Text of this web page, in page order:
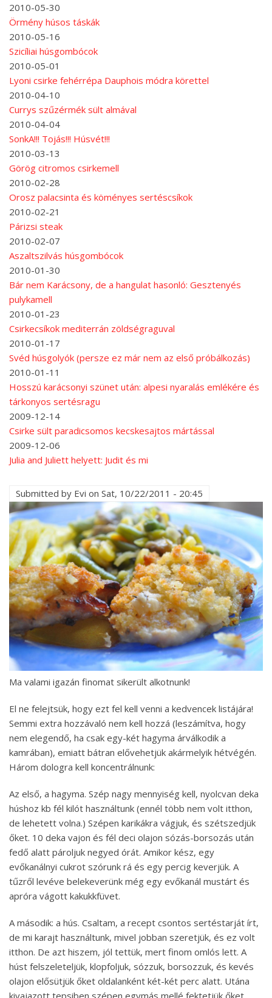
2010-05-30
Örmény húsos táskák
2010-05-16
Szicíliai húsgombócok
2010-05-01
Lyoni csirke fehérrépa Dauphois módra körettel
2010-04-10
Currys szűzérmék sült almával
2010-04-04
SonkA!!! Tojás!!! Húsvét!!!
2010-03-13
Görög citromos csirkemell
2010-02-28
Orosz palacsinta és köményes sertéscsíkok
2010-02-21
Párizsi steak
2010-02-07
Aszaltszilvás húsgombócok
2010-01-30
Bár nem Karácsony, de a hangulat hasonló: Gesztenyés
pulykamell
2010-01-23
Csirkecsíkok mediterrán zöldségraguval
2010-01-17
Svéd húsgolyók (persze ez már nem az első próbálkozás)
2010-01-11
Hosszú karácsonyi szünet után: alpesi nyaralás emlékére és
tárkonyos sertésragu
2009-12-14
Csirke sült paradicsomos kecskesajtos mártással
2009-12-06
Julia and Juliett helyett: Judit és mi
Submitted by Evi on Sat, 10/22/2011 - 20:45
Ma valami igazán finomat sikerült alkotnunk!
El ne felejtsük, hogy ezt fel kell venni a kedvencek listájára!
Semmi extra hozzávaló nem kell hozzá (leszámítva, hogy
nem elegendő, ha csak egy-két hagyma árválkodik a
kamrában), emiatt bátran elővehetjük akármelyik hétvégén.
Három dologra kell koncentrálnunk:
Az első, a hagyma. Szép nagy mennyiség kell, nyolcvan deka
húshoz kb fél kilót használtunk (ennél több nem volt itthon,
de lehetett volna.) Szépen karikákra vágjuk, és szétszedjük
őket. 10 deka vajon és fél deci olajon sózás-borsozás után
fedő alatt pároljuk negyed órát. Amikor kész, egy
evőkanálnyi cukrot szórunk rá és egy percig keverjük. A
tűzről levéve belekeverünk még egy evőkanál mustárt és
apróra vágott kakukkfüvet.
A második: a hús. Csaltam, a recept csontos sertéstarját írt,
de mi karajt használtunk, mivel jobban szeretjük, és ez volt
itthon. De azt hiszem, jól tettük, mert finom omlós lett. A
húst felszeleteljük, klopfoljuk, sózzuk, borsozzuk, és kevés
olajon elősütjük őket oldalanként két-két perc alatt. Utána
kivajazott tepsiben szépen egymás mellé fektetjük őket.